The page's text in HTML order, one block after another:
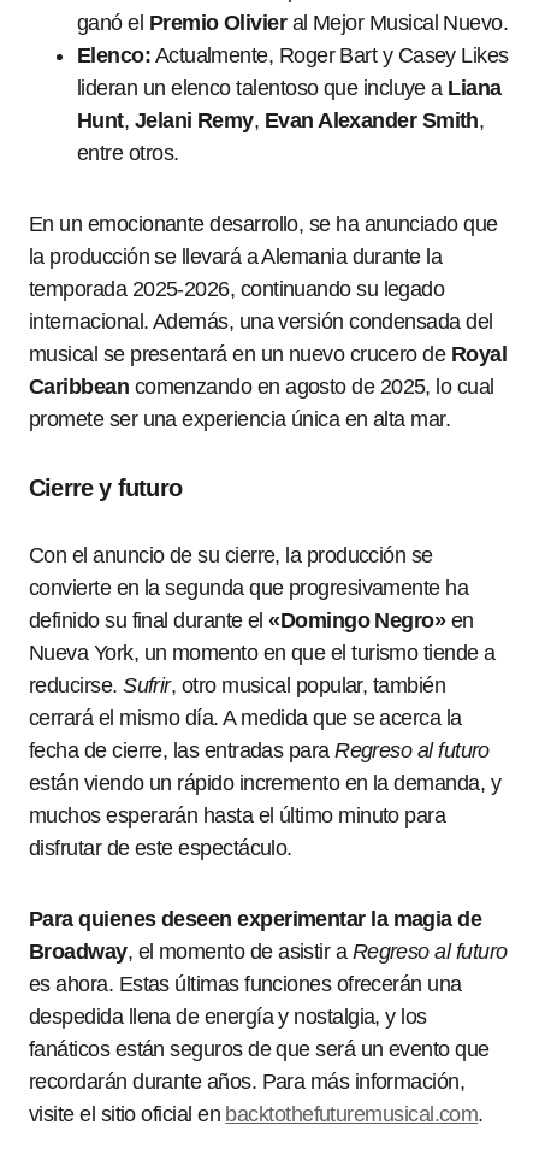
ganó el Premio Olivieral Mejor Musical Nuevo.
Elenco: Actualmente, Roger Bart y Casey Likes
lideran un elenco talentoso que incluye a Liana
Hunt, Jelani Remy, Evan Alexander Smith,
entre otros.
En un emocionante desarrollo, se ha anunciado que
la producción se llevará a Alemania durante la
temporada 2025-2026, continuando su legado
internacional. Además, una versión condensada del
musical se presentará en un nuevo crucero de Royal
Caribbean comenzando en agosto de 2025, lo cual
promete ser una experiencia única en alta mar.
Cierre y futuro
Con el anuncio de su cierre, la producción se
convierte en la segunda que progresivamente ha
definido su final durante el«Domingo Negro»en
Nueva York, un momento en que el turismo tiende a
reducirse.Sufrir, otro musical popular, también
cerrará el mismo día. A medida que se acerca la
fecha de cierre, las entradas paraRegreso al futuro
están viendo un rápido incremento en la demanda, y
muchos esperarán hasta el último minuto para
disfrutar de este espectáculo.
Para quienes deseen experimentar la magia de
Broadway, el momento de asistir a Regreso al futuro
es ahora. Estas últimas funciones ofrecerán una
despedida llena de energía y nostalgia, y los
fanáticos están seguros de que será un evento que
recordarán durante años. Para más información,
visite el sitio oficial en backtothefuturemusical.com.